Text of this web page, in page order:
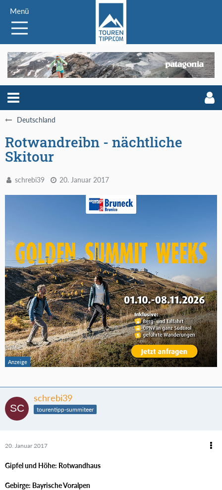
Menü
Deutschland
Rotwandreibn - nächtliche
Skitour
schrebi39 20. Januar 2017
schrebi39
tourentipp-summiteer
20. Januar 2017
Gipfel und Höhe: Rotwandhaus
Gebirge: Bayrische Voralpen